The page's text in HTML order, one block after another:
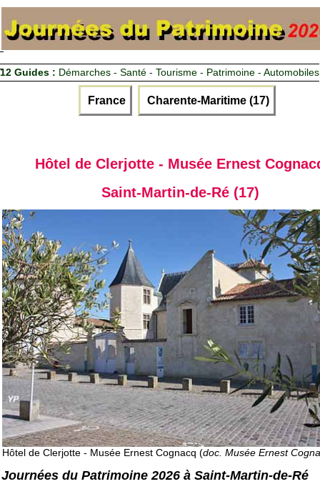
12 Guides : Démarches - Santé - Tourisme - Patrimoine - Automobiles
France Charente-Maritime (17)
Hôtel de Clerjotte - Musée Ernest
Saint-Martin-de-Ré (17)
Hôtel de Clerjotte - Musée Ernest Cognacq (doc. Musée Ernest
Journées du Patrimoine 2026 à Saint-Martin-de-Ré